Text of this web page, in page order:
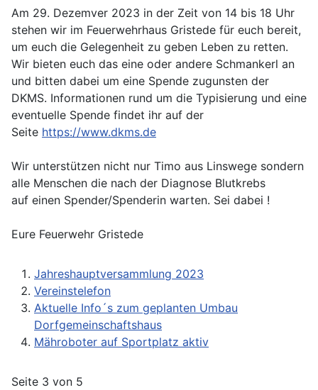
Am 29. Dezemver 2023 in der Zeit von 14 bis 18 Uhr
stehen wir im Feuerwehrhaus Gristede für euch bereit,
um euch die Gelegenheit zu geben Leben zu retten.
Wir bieten euch das eine oder andere Schmankerl an
und bitten dabei um eine Spende zugunsten der
DKMS. Informationen rund um die Typisierung und eine
eventuelle Spende findet ihr auf der
Seite https://www.dkms.de
Wir unterstützen nicht nur Timo aus Linswege sondern
alle Menschen die nach der Diagnose Blutkrebs
auf einen Spender/Spenderin warten. Sei dabei !
Eure Feuerwehr Gristede
Jahreshauptversammlung 2023
Vereinstelefon
Aktuelle Info´s zum geplanten Umbau
Dorfgemeinschaftshaus
Mähroboter auf Sportplatz aktiv
Seite 3 von 5